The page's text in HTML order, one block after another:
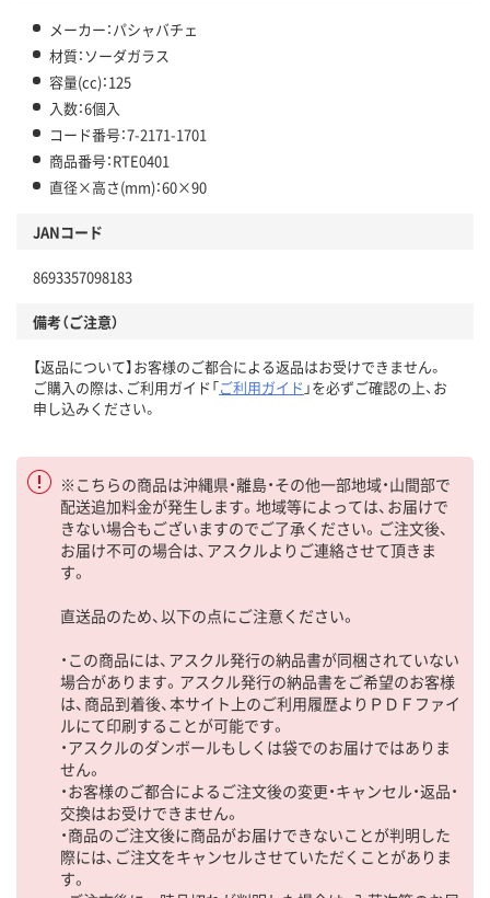
メーカー：パシャバチェ
材質：ソーダガラス
容量(cc)：125
入数：6個入
コード番号：7-2171-1701
商品番号：RTE0401
直径×高さ(mm)：60×90
JANコード
8693357098183
備考（ご注意）
【返品について】お客様のご都合による返品はお受けできません。
ご購入の際は、ご利用ガイド「ご利用ガイド 」を必ずご確認の上、お
申し込みください。
※こちらの商品は沖縄県・離島・その他一部地域・山間部で
配送追加料金が発生します。地域等によっては、お届けで
きない場合もございますのでご了承ください。ご注文後、
お届け不可の場合は、アスクルよりご連絡させて頂きま
す。
直送品のため、以下の点にご注意ください。
・この商品には、アスクル発行の納品書が同梱されていない
場合があります。アスクル発行の納品書をご希望のお客様
は、商品到着後、本サイト上のご利用履歴よりＰＤＦファイ
ルにて印刷することが可能です。
・アスクルのダンボールもしくは袋でのお届けではありま
せん。
・お客様のご都合によるご注文後の変更・キャンセル・返品・
交換はお受けできません。
・商品のご注文後に商品がお届けできないことが判明した
際には、ご注文をキャンセルさせていただくことがありま
す。